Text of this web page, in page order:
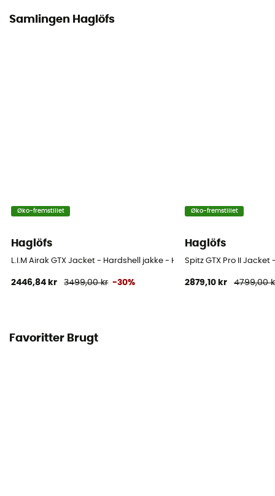
Samlingen Haglöfs
Øko-fremstillet
Haglöfs
L.I.M Airak GTX Jacket - Hardshell jakke - Herrer
2446,84 kr 3499,00 kr -30%
Øko-fremstillet
Haglöfs
Spitz GTX Pro II
2879,10 kr 4799,00
Favoritter Brugt